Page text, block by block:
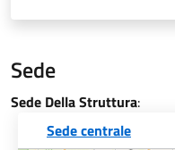
Sede
Sede Della Struttura:
Sede centrale